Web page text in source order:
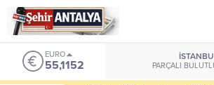
EURO
55,1152 PARÇALI